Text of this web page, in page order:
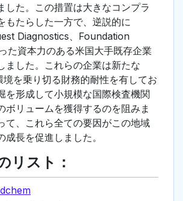
した。この措置は大きなコンプラ
もたらした一方で、逆説的に
Diagnostics、Foundation
た資本力のある米国大手既存企業
ました。これらの企業は新たな
境を乗り切る財務的耐性を有してお
を形成して小規模な国際検査機関
ボリュームを獲得するのを阻みま
て、これら全ての要因がこの地域
成長を促進しました。
リスト：